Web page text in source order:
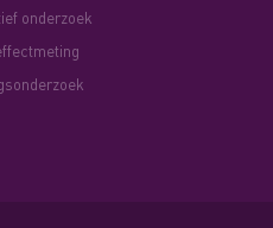
onderzoek